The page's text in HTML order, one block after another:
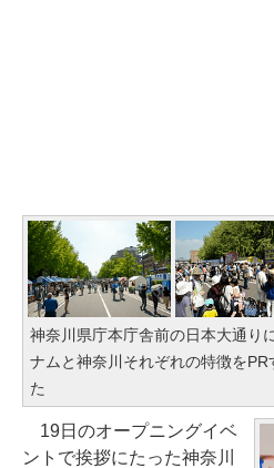
神奈川県庁本庁舎前の日本大通り
ナムと神奈川それぞれの特徴を
た
19日のオープニングイベ
ントで挨拶にたった神奈川